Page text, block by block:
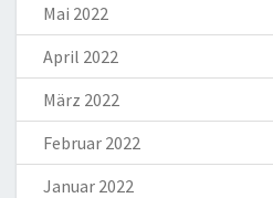
Mai 2022
April 2022
März 2022
Februar 2022
Januar 2022